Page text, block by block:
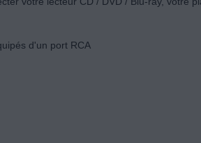
d'un port RCA